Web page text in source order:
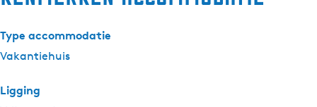
Type accommodatie
Vakantiehuis
Ligging